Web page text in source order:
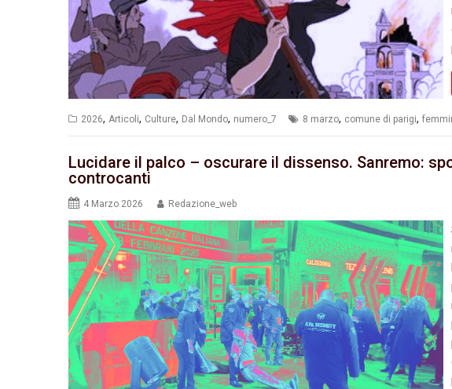
2026, Articoli, Culture, Dal Mondo, numero_7 8 marzo, comune di parigi,
Lucidare il palco – oscurare il dissenso. Sanremo:
controcanti
4 Marzo 2026 Redazione_web